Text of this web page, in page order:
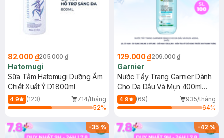
82.000 ₫205.000 ₫
Hatomugi
Sữa Tắm Hatomugi Dưỡng Ẩm
Chiết Xuất Ý Dĩ 800ml
4.9 (123)
714/tháng
52%
129.000 ₫209.000 ₫
Garnier
Nước Tẩy Trang Garnier Dành
Cho Da Dầu Và Mụn 400ml
(Mới)
4.9 (69)
935/tháng
64%
-35% -42%